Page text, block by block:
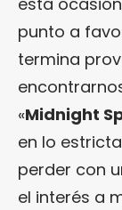
punto a
termina
«Midnight
en lo
perder con
el interés a